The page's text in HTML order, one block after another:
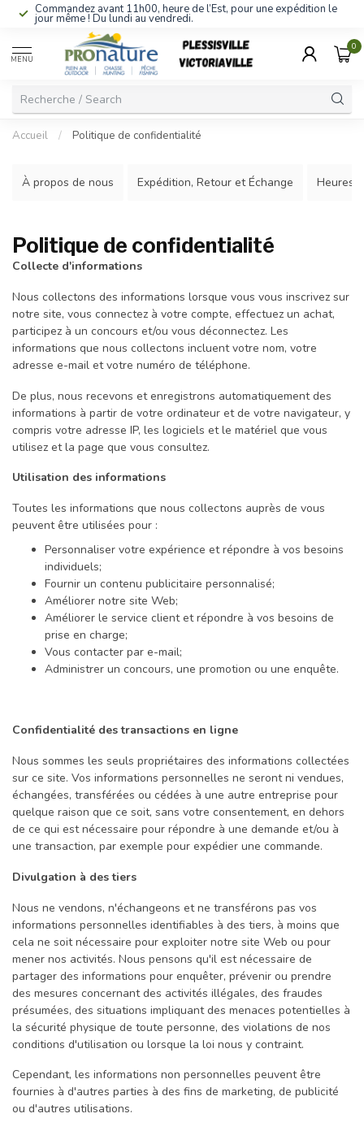
Commandez avant 11h00, heure de l’Est, pour une expédition le
jour même ! Du lundi au vendredi.
MENU
0
Accueil / Politique de confidentialité
À propos de nous Expédition, Retour et Échange Heures
Politique de confidentialité
Collecte d'informations
Nous collectons des informations lorsque vous vous inscrivez sur
notre site, vous connectez à votre compte, effectuez un achat,
participez à un concours et/ou vous déconnectez. Les
informations que nous collectons incluent votre nom, votre
adresse e-mail et votre numéro de téléphone.
De plus, nous recevons et enregistrons automatiquement des
informations à partir de votre ordinateur et de votre navigateur, y
compris votre adresse IP, les logiciels et le matériel que vous
utilisez et la page que vous consultez.
Utilisation des informations
Toutes les informations que nous collectons auprès de vous
peuvent être utilisées pour :
Personnaliser votre expérience et répondre à vos besoins
individuels;
Fournir un contenu publicitaire personnalisé;
Améliorer notre site Web;
Améliorer le service client et répondre à vos besoins de
prise en charge;
Vous contacter par e-mail;
Administrer un concours, une promotion ou une enquête.
Confidentialité des transactions en ligne
Nous sommes les seuls propriétaires des informations collectées
sur ce site. Vos informations personnelles ne seront ni vendues,
échangées, transférées ou cédées à une autre entreprise pour
quelque raison que ce soit, sans votre consentement, en dehors
de ce qui est nécessaire pour répondre à une demande et/ou à
une transaction, par exemple pour expédier une commande.
Divulgation à des tiers
Nous ne vendons, n'échangeons et ne transférons pas vos
informations personnelles identifiables à des tiers, à moins que
cela ne soit nécessaire pour exploiter notre site Web ou pour
mener nos activités. Nous pensons qu'il est nécessaire de
partager des informations pour enquêter, prévenir ou prendre
des mesures concernant des activités illégales, des fraudes
présumées, des situations impliquant des menaces potentielles à
la sécurité physique de toute personne, des violations de nos
conditions d'utilisation ou lorsque la loi nous y contraint.
Cependant, les informations non personnelles peuvent être
fournies à d'autres parties à des fins de marketing, de publicité
ou d'autres utilisations.